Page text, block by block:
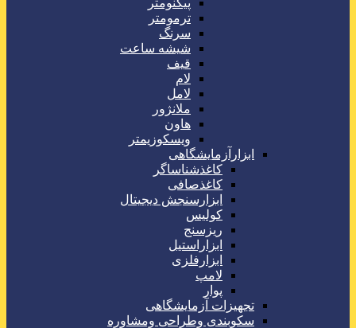
پیکنومتر
ترمومتر
سرنگ
شیشه ساعت
قیف
لام
لامل
ملانژور
هاون
ویسکوزیمتر
ابزارآزمایشگاهی
کاغذشناساگر
کاغذصافی
ابزارسنجش دیجیتال
کولیس
ریزسنج
ابزاراستیل
ابزارفلزی
لامپ
پوار
تجهیزات آزمایشگاهی
سکوبندی وطراحی ومشاوره